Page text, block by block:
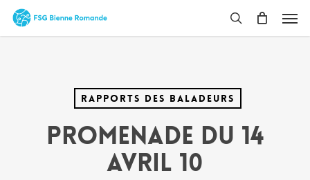
Skip
Rapports des baladeurs
Promenade du 14
avril 10